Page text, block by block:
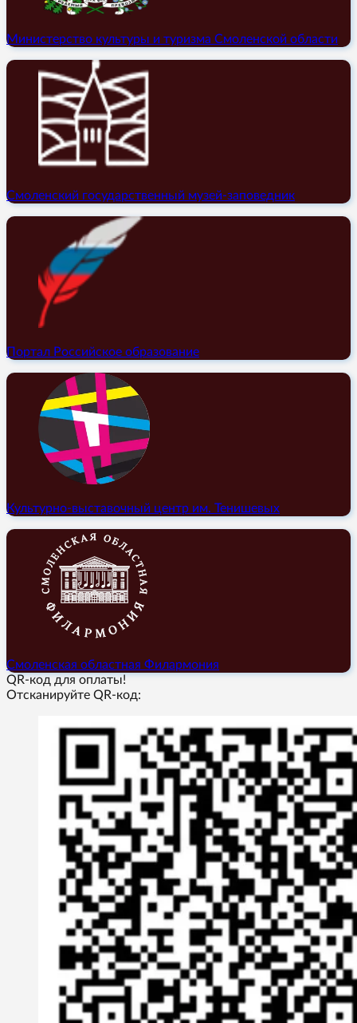
Министерство культуры и туризма Смоленской области
Смоленский государственный музей-заповедник
Портал Российское образование
Культурно-выставочный центр им. Тенишевых
Смоленская областная Филармония
QR-код для оплаты!
Отсканируйте QR-код: